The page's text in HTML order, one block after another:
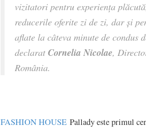
vizitatori pentru experiența
reducerile oferite zi de zi, dar și
aflate la câteva minute de condus
declarat Cornelia Nicolae,
România.
FASHION HOUSE Pallady este primul